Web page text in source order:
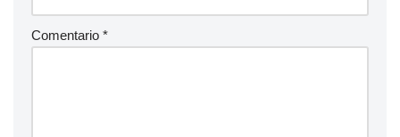
Comentario *